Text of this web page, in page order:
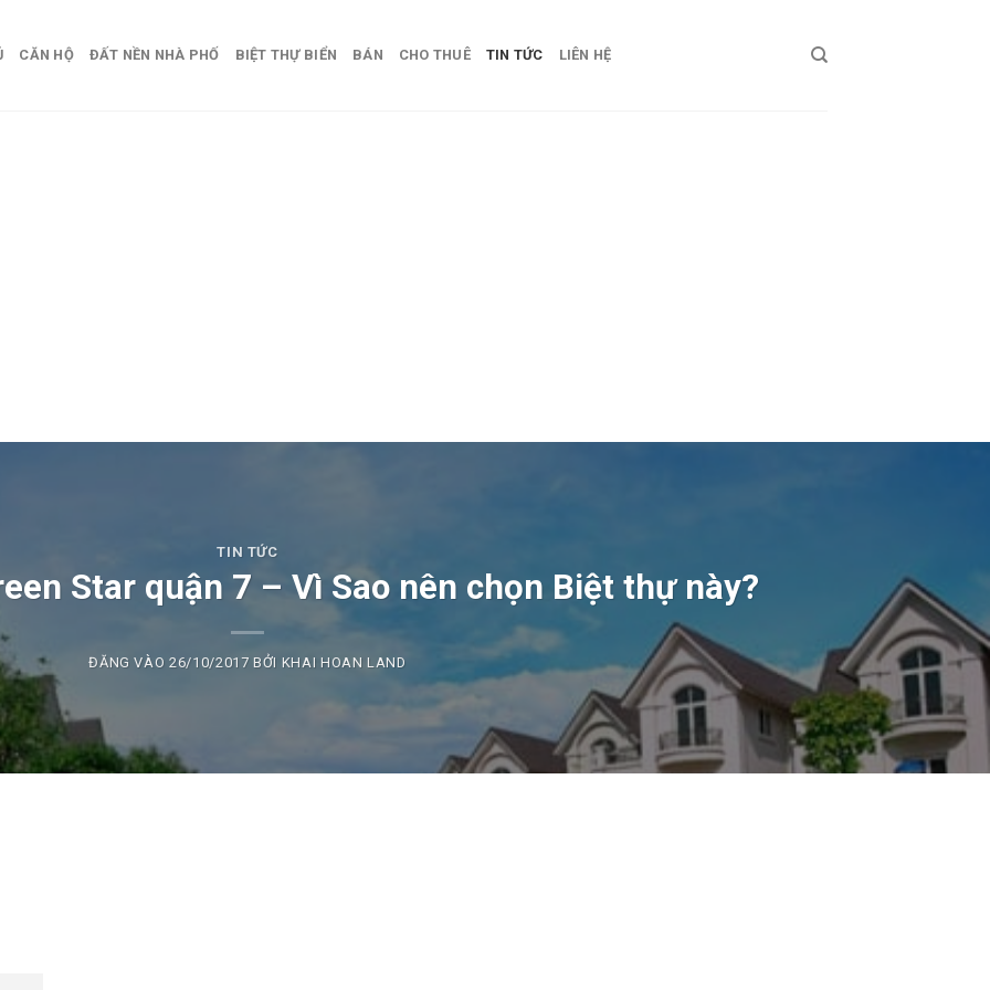
CĂN HỘ ĐẤT NỀN NHÀ PHỐ BIỆT THỰ BIỂN BÁN CHO THUÊ TIN TỨC LIÊN HỆ
TIN TỨC
Star quận 7 – Vì Sao nên chọn Biệt thự này?
ĐĂNG VÀO26/10/2017 BỞI KHAI HOAN LAND